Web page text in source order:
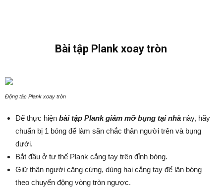
Bài tập Plank xoay tròn
Động tác Plank xoay tròn
Để thực hiện bài tập Plank giảm mỡ bụng tại nhà này, hãy
chuẩn bị 1 bóng để làm săn chắc thân người trên và bụng
dưới.
Bắt đầu ở tư thế Plank cẳng tay trên đỉnh bóng.
Giữ thân người căng cứng, dùng hai cẳng tay để lăn bóng
theo chuyển động vòng tròn ngược.